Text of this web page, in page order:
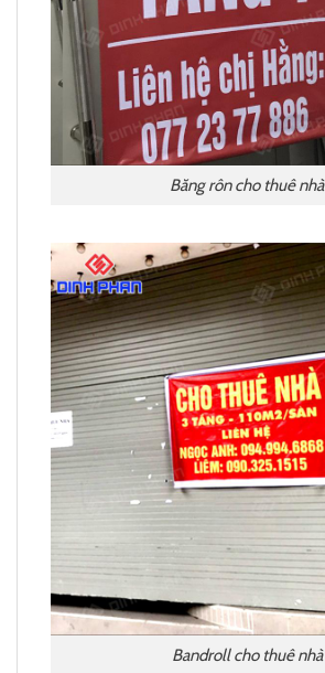
Băng rôn cho thuê nhà
Bandroll cho thuê nhà